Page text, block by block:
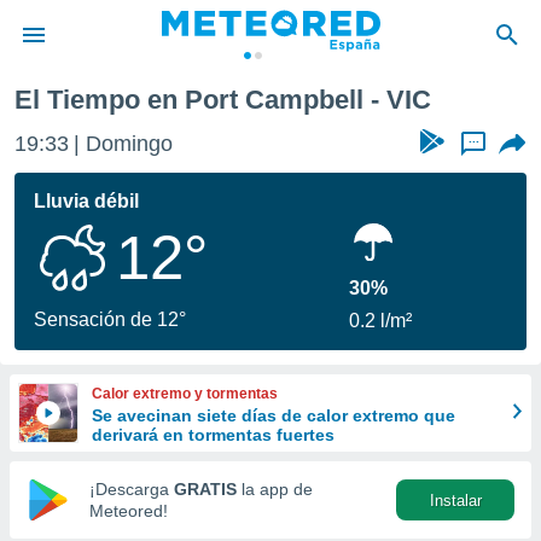
de
por
se
calidad.
a este
las
y
forma
digital
basada
El Tiempo en Port Campbell - VIC
19:33 Domingo ...
Lluvia débil
12°
Sensación de 12°
30%
0.2 l/m²
Calor extremo y tormentas
Se avecinan siete días de calor extremo que
derivará en tormentas fuertes
¡Descarga GRATIS la app de
Meteored!
Instalar